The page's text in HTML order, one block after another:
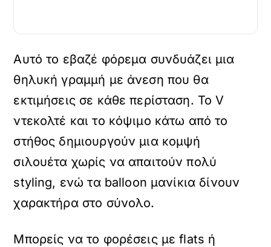
Αυτό το εβαζέ φόρεμα συνδυάζει μια
θηλυκή γραμμή με άνεση που θα
εκτιμήσεις σε κάθε περίσταση. Το V
ντεκολτέ και το κόψιμο κάτω από το
στήθος δημιουργούν μια κομψή
σιλουέτα χωρίς να απαιτούν πολύ
styling, ενώ τα balloon μανίκια δίνουν
χαρακτήρα στο σύνολο.
Μπορείς να το φορέσεις με flats ή